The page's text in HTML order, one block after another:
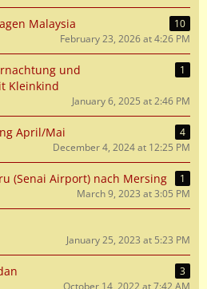
Malaysia
10
February 23, 2026 at 4:26 PM
und
Kleinkind
1
January 6, 2025 at 2:46 PM
April/Mai
4
December 4, 2024 at 12:25 PM
(Senai Airport) nach Mersing
1
March 9, 2023 at 3:05 PM
January 25, 2023 at 5:23 PM
3
October 14, 2022 at 7:42 AM